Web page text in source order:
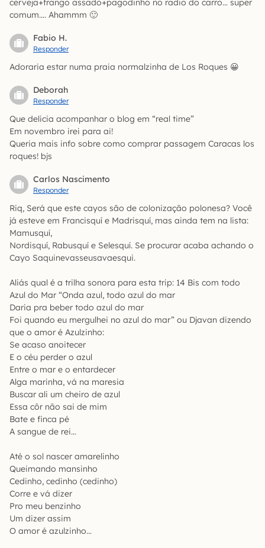
cerveja+frango assado+pagodinho no radio do carro… super
comum…. Ahammm 🙂
Fabio H.
Responder
Adoraria estar numa praia normalzinha de Los Roques 😀
Deborah
Responder
Que delicia acompanhar o blog em “real time”
Em novembro irei para ai!
Queria mais info sobre como comprar passagem Caracas los
roques! bjs
Carlos Nascimento
Responder
Riq, Será que este cayos são de colonização polonesa? Você
já esteve em Francisquí e Madrisquí, mas ainda tem na lista:
Mamusquí,
Nordisquí, Rabusquí e Selesquí. Se procurar acaba achando o
Cayo Saquinevasseusavaesqui.
Aliás qual é a trilha sonora para esta trip: 14 Bis com todo
Azul do Mar “Onda azul, todo azul do mar
Daria pra beber todo azul do mar
Foi quando eu mergulhei no azul do mar” ou Djavan dizendo
que o amor é Azulzinho:
Se acaso anoitecer
E o céu perder o azul
Entre o mar e o entardecer
Alga marinha, vá na maresia
Buscar ali um cheiro de azul
Essa côr não sai de mim
Bate e finca pé
A sangue de rei…
Até o sol nascer amarelinho
Queimando mansinho
Cedinho, cedinho (cedinho)
Corre e vá dizer
Pro meu benzinho
Um dizer assim
O amor é azulzinho…